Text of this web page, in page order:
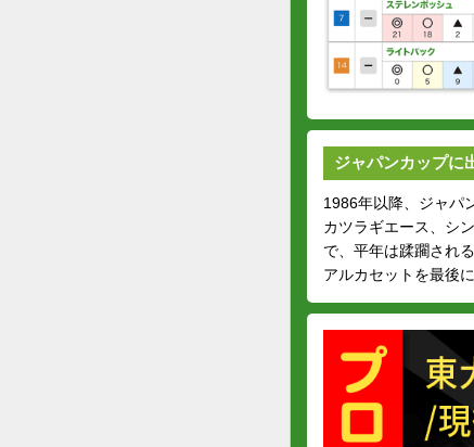
ジャパンカップに
1986年以降、ジャパ
カツラギエース、シ
で、平年は蹂躙され
アルカセットを最後